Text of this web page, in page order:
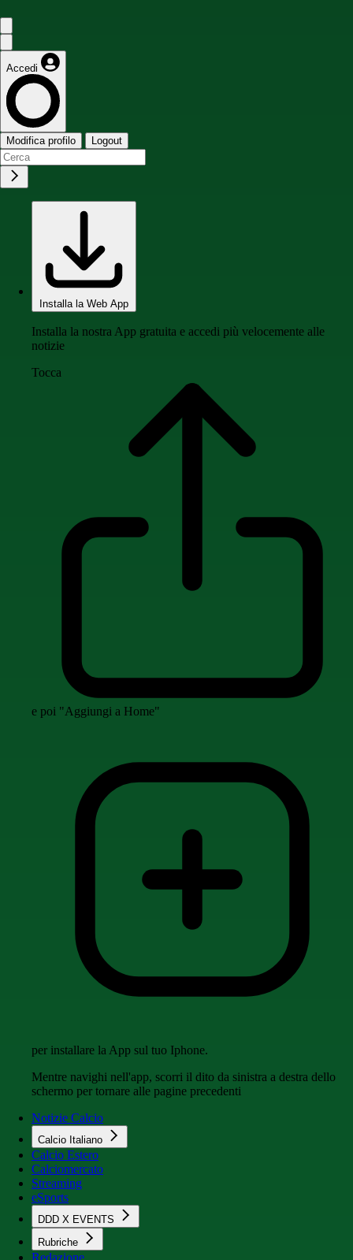
Accedi
Modifica profilo Logout
Installa la Web App
Installa la nostra App gratuita e accedi più velocemente alle
notizie
Tocca
e poi "Aggiungi a Home"
per installare la App sul tuo Iphone.
Mentre navighi nell'app, scorri il dito da sinistra a destra dello
schermo per tornare alle pagine precedenti
Notizie Calcio
Calcio Italiano
Calcio Estero
Calciomercato
Streaming
eSports
DDD X EVENTS
Rubriche